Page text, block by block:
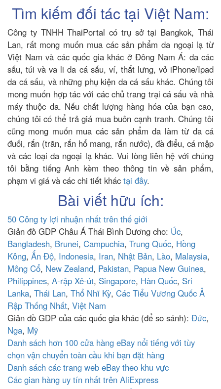
Tìm kiếm đối tác tại Việt Nam:
Công ty TNHH ThaiPortal có trụ sở tại Bangkok, Thái
Lan, rất mong muốn mua các sản phẩm da ngoại lạ từ
Việt Nam và các quốc gia khác ở Đông Nam Á: da các
sấu, túi và va li da cá sấu, ví, thắt lưng, vỏ iPhone/Ipad
da cá sấu, và những phụ kiện da cá sấu khác. Chúng tôi
mong muốn hợp tác với các chủ trang trại cá sấu và nhà
máy thuộc da. Nếu chất lượng hàng hóa của bạn cao,
chúng tôi có thể trả giá mua buôn cạnh tranh. Chúng tôi
cũng mong muốn mua các sản phẩm da làm từ da cá
đuối, rắn (trăn, rắn hổ mang, rắn nước), đà điểu, cá mập
và các loại da ngoại lạ khác. Vui lòng liên hệ với chúng
tôi bằng tiếng Anh kèm theo thông tin về sản phẩm,
phạm vi giá và các chi tiết khác tại đây.
Bài viết hữu ích:
50 Công ty lợi nhuận nhất trên thế giới
Giản đồ GDP Châu Á Thái Bình Dương cho: Úc,
Bangladesh, Brunei, Campuchia, Trung Quốc, Hồng
Kông, Ấn Độ, Indonesia, Iran, Nhật Bản, Lào, Malaysia,
Mông Cổ, New Zealand, Pakistan, Papua New Guinea,
Philippines, A-rập Xê-út, Singapore, Hàn Quốc, Sri
Lanka, Thái Lan, Thổ Nhĩ Kỳ, Các Tiểu Vương Quốc Ả
Rập Thống Nhất, Việt Nam
Giản đồ GDP của các quốc gia khác (để so sánh): Đức,
Nga, Mỹ
Danh sách hơn 100 cửa hàng eBay nổi tiếng với tùy
chọn vận chuyển toàn cầu khi bạn đặt hàng
Danh sách các trang web eBay theo khu vực
Các gian hàng uy tín nhất trên AliExpress